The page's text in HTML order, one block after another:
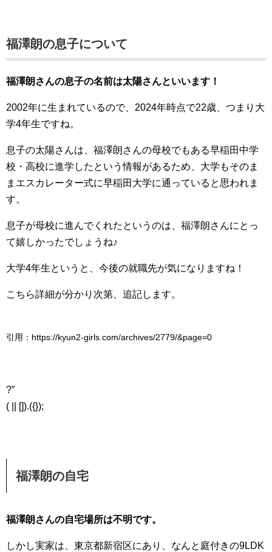
福澤朗の息子について
福澤朗さんの息子の名前は太陽さんといいます！
2002年に生まれているので、2024年時点で22歳、つまり大
学4年生ですね。
息子の太陽さんは、福澤朗さんの母校でもある早稲田中学
校・高校に進学したという情報があるため、大学もそのま
まエスカレーター式に早稲田大学に通っていると思われま
す。
息子が母校に進んでくれたというのは、福澤朗さんにとっ
て嬉しかったでしょうね♪
大学4年生というと、今後の就職先が気になりますね！
こちら詳細が分かり次第、追記します。
引用：https://kyun2-girls.com/archives/2779/&page=0
?”
( || []).({});
福澤朗の自宅
福澤朗さんの自宅場所は不明です。
しかし実家は、東京都新宿区にあり、なんと庭付きの9LDK